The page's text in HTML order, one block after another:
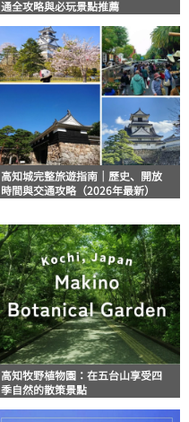
通全攻略與必玩景點推薦
高知城完整旅遊指南｜歷史、開放
時間與交通攻略（2026年最新）
高知牧野植物園：在五台山享受四
季自然的散策景點